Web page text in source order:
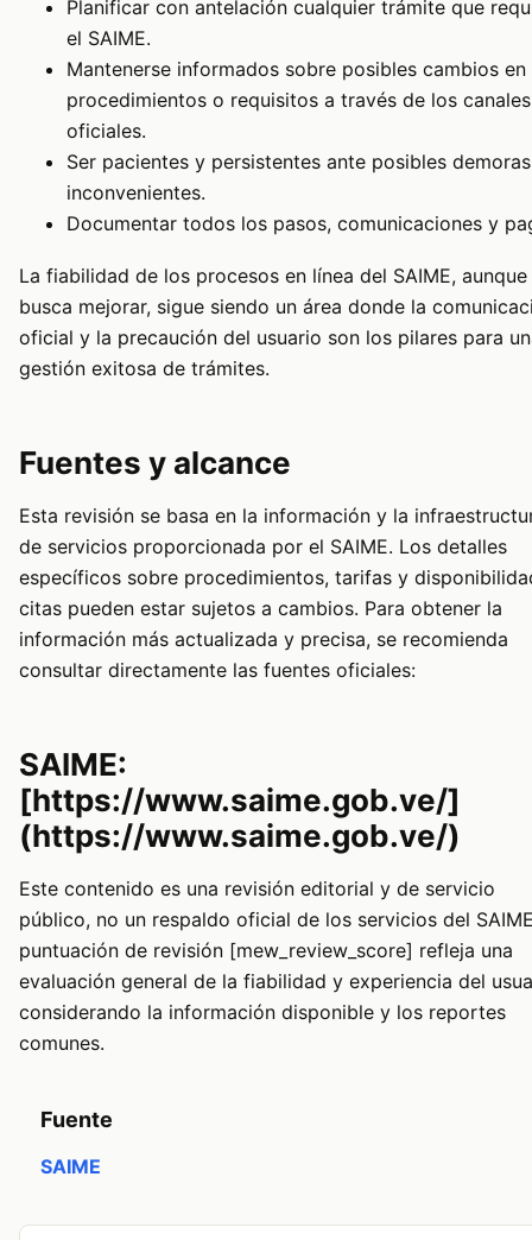
Planificar con antelación cualquier trámite que
el SAIME.
Mantenerse informados sobre posibles cambios en
procedimientos o requisitos a través de los canales
oficiales.
Ser pacientes y persistentes ante posibles
inconvenientes.
Documentar todos los pasos, comunicaciones y
La fiabilidad de los procesos en línea del SAIME, aunque
busca mejorar, sigue siendo un área donde la
oficial y la precaución del usuario son los pilares para
gestión exitosa de trámites.
Fuentes y alcance
Esta revisión se basa en la información y la
de servicios proporcionada por el SAIME. Los detalles
específicos sobre procedimientos, tarifas y
citas pueden estar sujetos a cambios. Para obtener la
información más actualizada y precisa, se recomienda
consultar directamente las fuentes oficiales:
SAIME:
[https://www.saime.gob.ve/]
(https://www.saime.gob.ve/)
Este contenido es una revisión editorial y de servicio
público, no un respaldo oficial de los servicios del
puntuación de revisión [mew_review_score] refleja una
evaluación general de la fiabilidad y experiencia del
considerando la información disponible y los reportes
comunes.
Fuente
SAIME